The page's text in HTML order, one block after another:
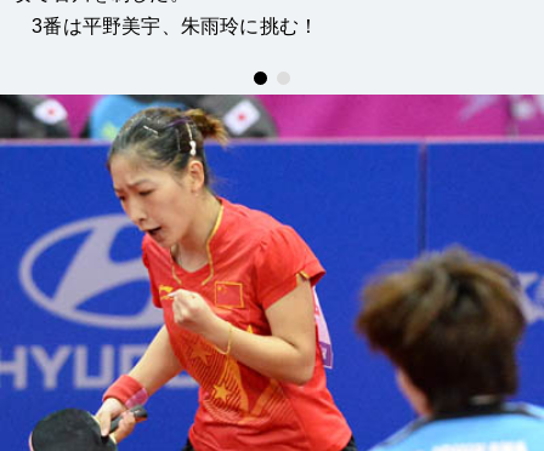
3番は平野美宇、朱雨玲に挑む！